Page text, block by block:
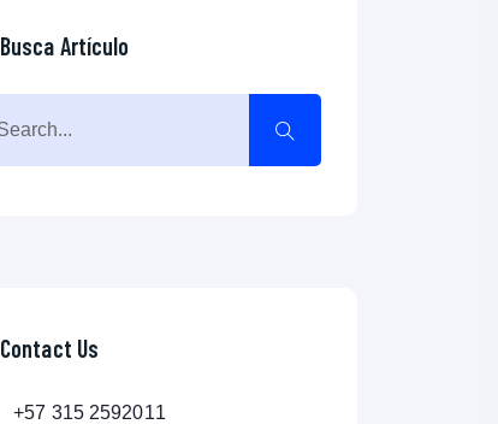
Busca Artículo
Contact Us
+57 315 2592011